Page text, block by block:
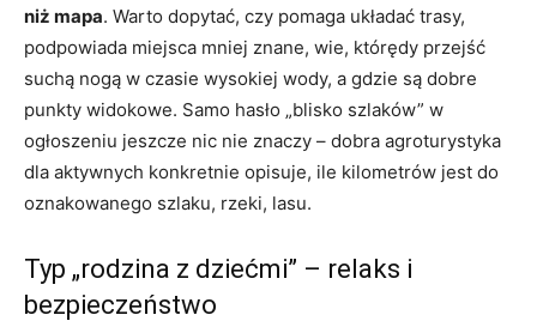
niż mapa. Warto dopytać, czy pomaga układać trasy,
podpowiada miejsca mniej znane, wie, którędy przejść
suchą nogą w czasie wysokiej wody, a gdzie są dobre
punkty widokowe. Samo hasło „blisko szlaków” w
ogłoszeniu jeszcze nic nie znaczy – dobra agroturystyka
dla aktywnych konkretnie opisuje, ile kilometrów jest do
oznakowanego szlaku, rzeki, lasu.
Typ „rodzina z dziećmi” – relaks i
bezpieczeństwo